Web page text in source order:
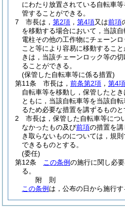
にわたり放置されている自転車
管することができる。
7
市長は， 第2項 ， 第4項又は前項
を移動する場合において，当該自
電柱その他の工作物にチェーン
こと等により容易に移動するこ
きは，当該チェーンロック等の
ることができる。
(保管した自転車等に係る措置)
第11条
市長は， 前条第2項 ， 第4項
自転車等を移動し，保管したと
ともに，当該自転車等を当該自
るため必要な措置を講ずるものと
2
市長は，保管した自転車等につ
なかったもの及び前項の措置を講
き取らないものについては，規
できるものとする。
(委任)
第12条
この条例の施行に関し必
る。
附 則
この条例 は，公布の日から施行す